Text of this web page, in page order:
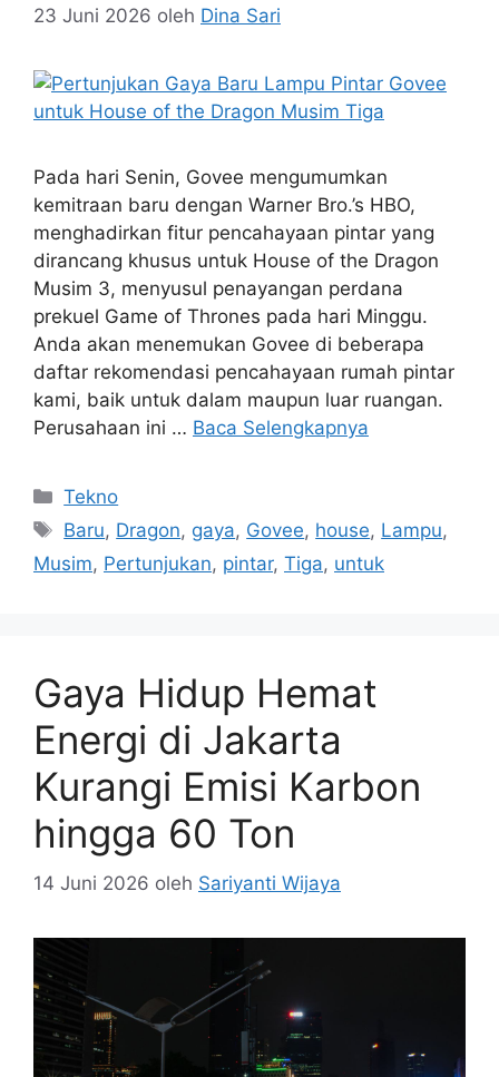
23 Juni 2026 oleh Dina Sari
Pada hari Senin, Govee mengumumkan
kemitraan baru dengan Warner Bro.’s HBO,
menghadirkan fitur pencahayaan pintar yang
dirancang khusus untuk House of the Dragon
Musim 3, menyusul penayangan perdana
prekuel Game of Thrones pada hari Minggu.
Anda akan menemukan Govee di beberapa
daftar rekomendasi pencahayaan rumah pintar
kami, baik untuk dalam maupun luar ruangan.
Perusahaan ini … Baca Selengkapnya
Kategori
Tekno
Tag
Baru, Dragon, gaya, Govee, house, Lampu,
Musim, Pertunjukan, pintar, Tiga, untuk
Gaya Hidup Hemat
Energi di Jakarta
Kurangi Emisi Karbon
hingga 60 Ton
14 Juni 2026 oleh Sariyanti Wijaya